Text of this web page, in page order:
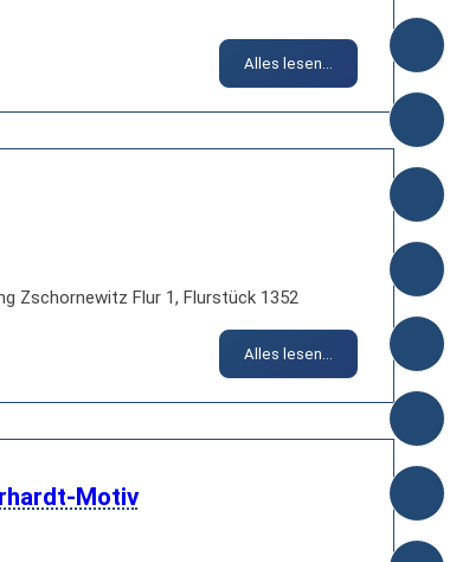
Alles lesen...
Zschornewitz Flur 1, Flurstück 1352
Alles lesen...
Motiv